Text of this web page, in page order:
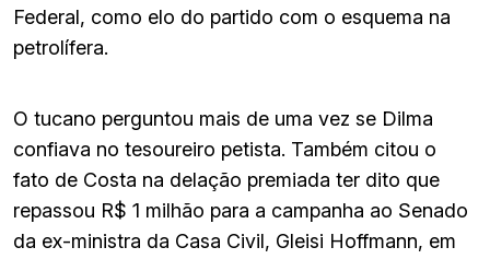
Federal, como elo do partido com o esquema na
petrolífera.
O tucano perguntou mais de uma vez se Dilma
confiava no tesoureiro petista. Também citou o
fato de Costa na delação premiada ter dito que
repassou R$ 1 milhão para a campanha ao Senado
da ex-ministra da Casa Civil, Gleisi Hoffmann, em